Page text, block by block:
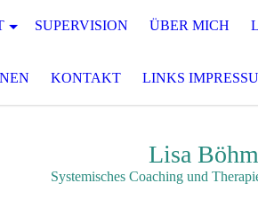
SUPERVISION ÜBER MICH
KONTAKT LINKS
Lisa
Coaching und